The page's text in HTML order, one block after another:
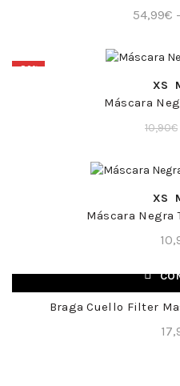
54,99€ -
-50%
XS
Máscara
10,90€
XS
Máscara Negra
Braga Cuello Filter